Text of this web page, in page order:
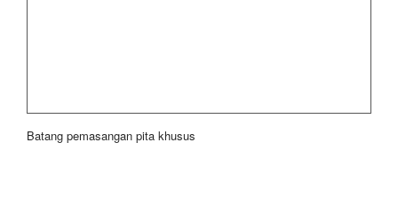
Batang pemasangan pita khusus